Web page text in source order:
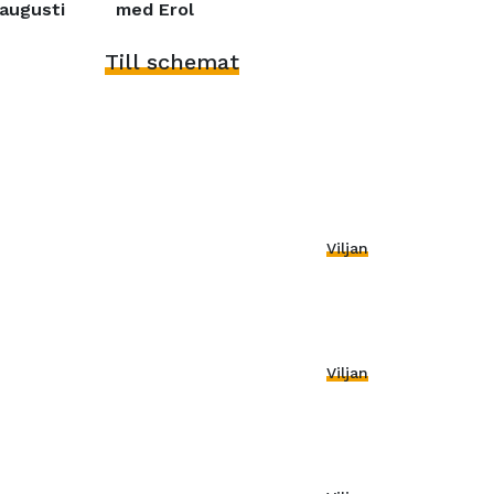
augusti med Erol
Till schemat
Viljan
Viljan